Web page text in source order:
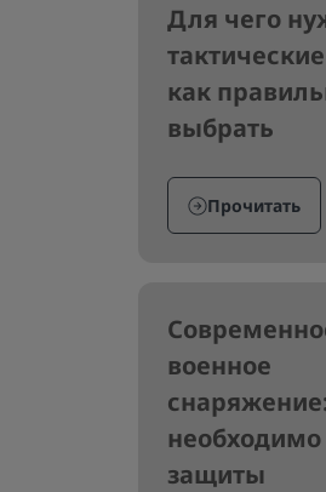
Для чего
как
выбрать
Прочитать
военное
необходимо
защиты